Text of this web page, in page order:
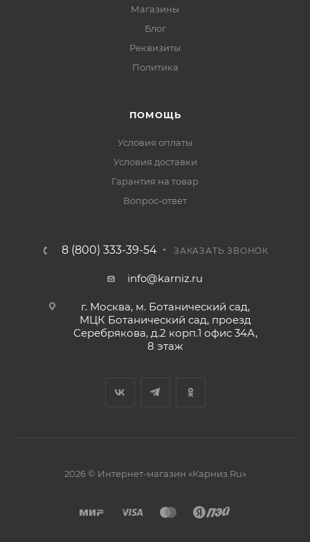
Магазины
Блог
Реквизиты
Политика
ПОМОЩЬ
Условия оплаты
Условия доставки
Гарантия на товар
Вопрос-ответ
8 (800) 333-39-54 ЗАКАЗАТЬ ЗВОНОК
info@karniz.ru
г. Москва, м. Ботанический сад,
МЦК Ботанический сад, проезд
Серебрякова, д.2 корп.1 офис 34А,
8 этаж
2026 © Интернет-магазин «Карниз.Ru»